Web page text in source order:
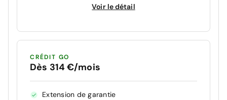
Voir le détail
CRÉDIT GO
Dès 314 €/mois
Extension de garantie